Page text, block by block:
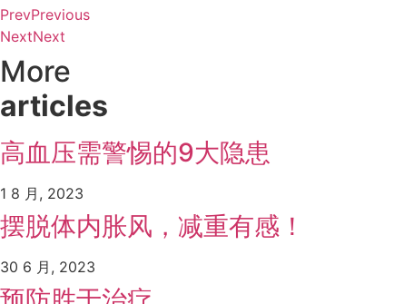
PrevPrevious
NextNext
More
articles
高血压需警惕的9大隐患
1 8 月, 2023
摆脱体内胀风，减重有感！
30 6 月, 2023